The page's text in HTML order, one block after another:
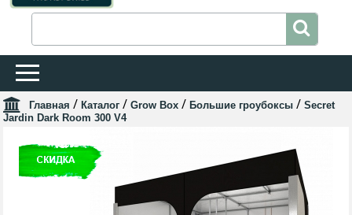
Главная / Каталог / Grow Box / Большие гроубоксы / Secret
Jardin Dark Room 300 V4